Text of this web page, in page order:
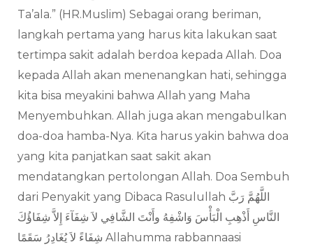
Ta’ala.” (HR.Muslim) Sebagai orang beriman,
langkah pertama yang harus kita lakukan saat
tertimpa sakit adalah berdoa kepada Allah. Doa
kepada Allah akan menenangkan hati, sehingga
kita bisa meyakini bahwa Allah yang Maha
Menyembuhkan. Allah juga akan mengabulkan
doa-doa hamba-Nya. Kita harus yakin bahwa doa
yang kita panjatkan saat sakit akan
mendatangkan pertolongan Allah. Doa Sembuh
dari Penyakit yang Dibaca Rasulullah اللَّهُمَّ رَبَّ
النَّاسِ أَذْهِبِ الْبَأْسَ وَاشْفِهُ وأَنْتَ الشَّافِي لاَ شِفَآءَ إِلاَّ شِفَاؤُكَ
شِفَاءً لاَ يُغَادِرُ سَقَمًا Allahumma rabbannaasi